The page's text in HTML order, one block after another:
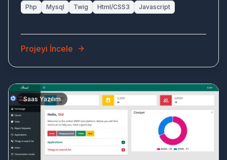
Php Mysql Twig Html/CSS3 Javascript
Projeyi İncele
ÇO
Saas Yazılım